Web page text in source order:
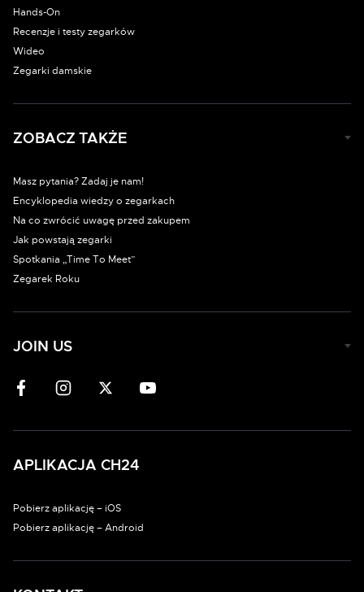
Hands-On
Recenzje i testy zegarków
Wideo
Zegarki damskie
ZOBACZ TAKŻE
Masz pytania? Zadaj je nam!
Encyklopedia wiedzy o zegarkach
Na co zwrócić uwagę przed zakupem
Jak powstają zegarki
Spotkania „Time To Meet”
Zegarek Roku
JOIN US
APLIKACJA CH24
Pobierz aplikację – iOS
Pobierz aplikację – Android